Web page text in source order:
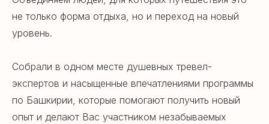
не только форма отдыха, но и переход на новый
уровень.
Собрали в одном месте душевных тревел-
экспертов и насыщенные впечатлениями программы
по Башкирии, которые помогают получить новый
опыт и делают Вас участником незабываемых